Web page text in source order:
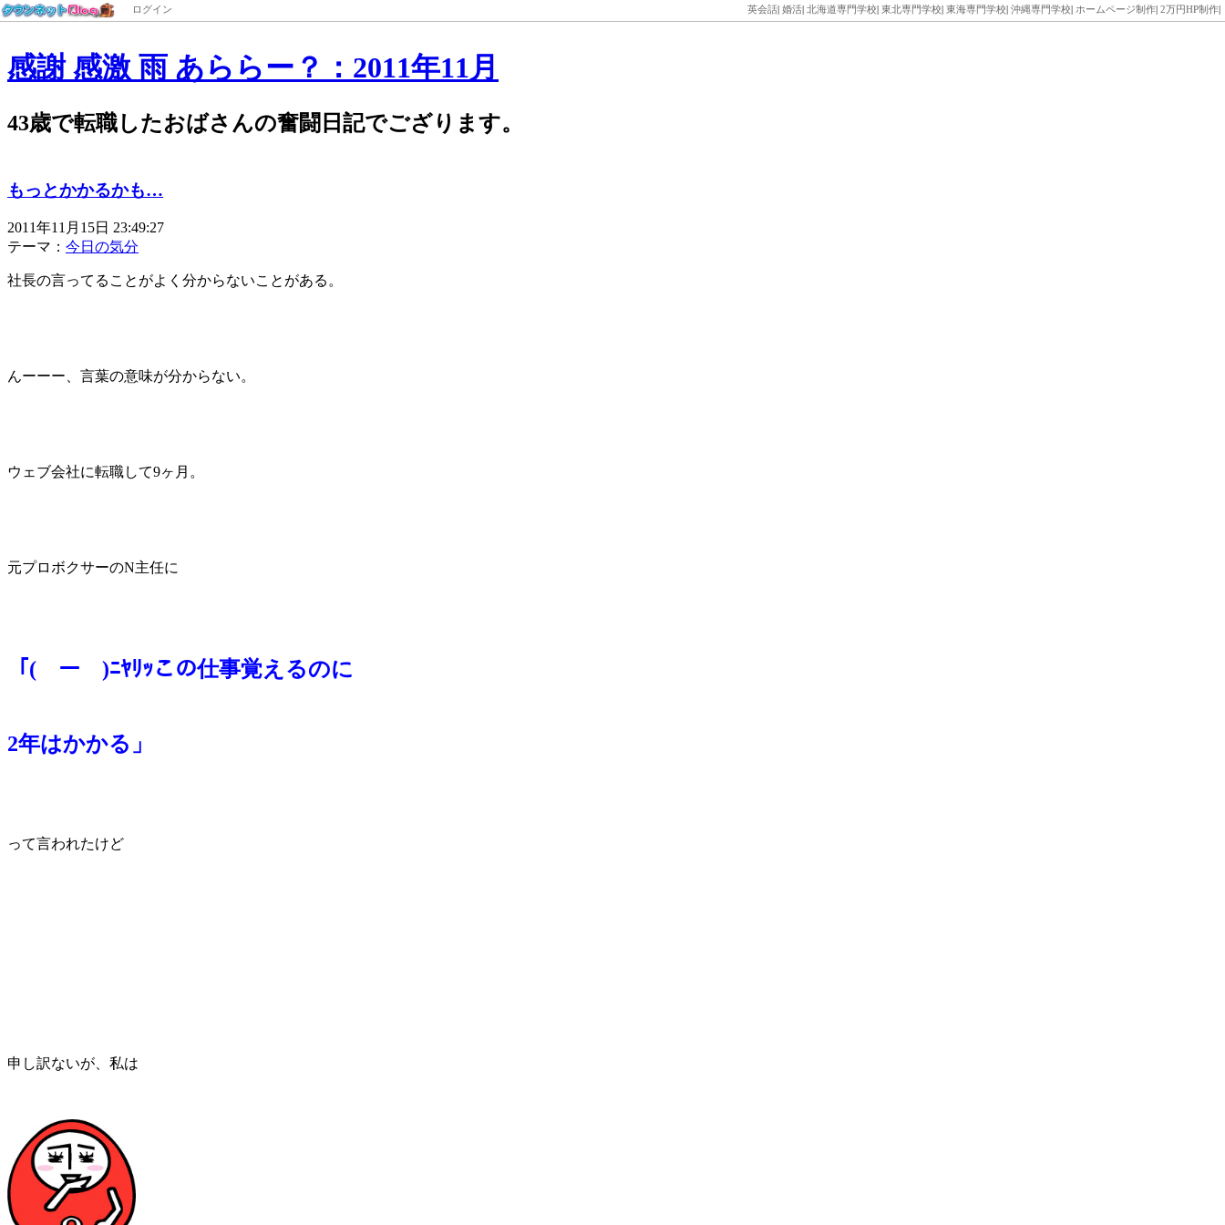
ログイン 英会話| 婚活| 北海道専門学校| 東北専門学校| 東海専門学校| 沖縄専門学校| ホームページ制作| 2万円HP制作|
感謝 感激 雨 あららー？：2011年11月
43歳で転職したおばさんの奮闘日記でござります。
もっとかかるかも…
2011年11月15日 23:49:27
テーマ： 今日の気分
社長の言ってることがよく分からないことがある。
んーーー、言葉の意味が分からない。
ウェブ会社に転職して9ヶ月。
元プロボクサーのN主任に
「(￣ー￣)ﾆﾔﾘｯこの仕事覚えるのに
2年はかかる」
って言われたけど
申し訳ないが、私は